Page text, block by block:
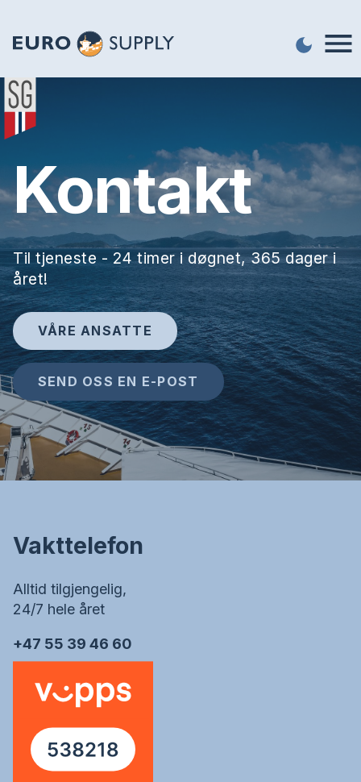
Kontakt
Til tjeneste - 24 timer i døgnet, 365 dager i
året!
VÅRE ANSATTE
SEND OSS EN E-POST
Vakttelefon
Alltid tilgjengelig,
24/7 hele året
+47 55 39 46 60